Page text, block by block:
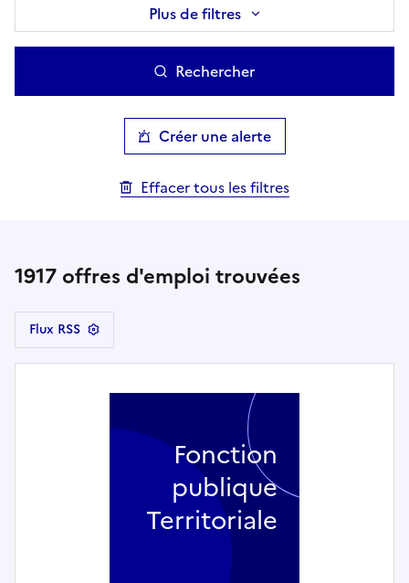
Plus de filtres
Rechercher
Créer une alerte
Effacer tous les filtres
1917 offres d'emploi trouvées
Flux RSS
Fonction
publique
Territoriale